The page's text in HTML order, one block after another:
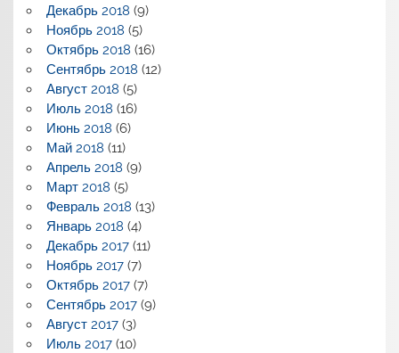
Декабрь 2018 (9)
Ноябрь 2018 (5)
Октябрь 2018 (16)
Сентябрь 2018 (12)
Август 2018 (5)
Июль 2018 (16)
Июнь 2018 (6)
Май 2018 (11)
Апрель 2018 (9)
Март 2018 (5)
Февраль 2018 (13)
Январь 2018 (4)
Декабрь 2017(11)
Ноябрь 2017(7)
Октябрь 2017(7)
Сентябрь 2017(9)
Август 2017(3)
Июль 2017(10)